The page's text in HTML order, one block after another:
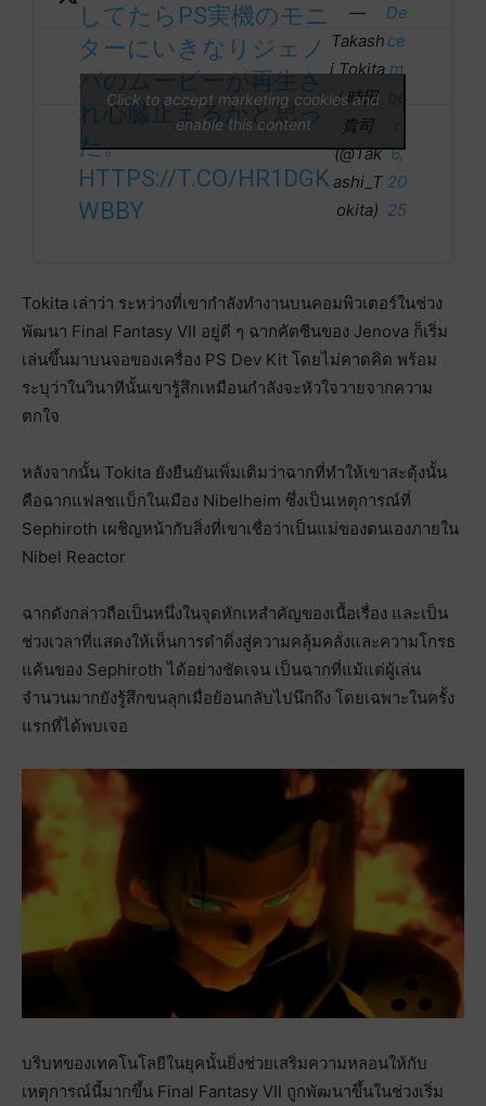
してたらPS実機のモニ
ターにいきなりジェノ
バのムービーが再生さ
れ心臓止まるかと思っ
た。
HTTPS://T.CO/HR1DGK
WBBY
—
Takash
i Tokita
/ 時田
貴司
(@Tak
ashi_T
okita)
De
ce
m
be
r
6,
20
25
Click to accept marketing cookies and
enable this content
Tokita เล่าว่า ระหว่างที่เขากำลังทำงานบนคอมพิวเตอร์ในช่วง
พัฒนา Final Fantasy VII อยู่ดี ๆ ฉากคัตซีนของ Jenova ก็เริ่ม
เล่นขึ้นมาบนจอของเครื่อง PS Dev Kit โดยไม่คาดคิด พร้อม
ระบุว่าในวินาทีนั้นเขารู้สึกเหมือนกำลังจะหัวใจวายจากความ
ตกใจ
หลังจากนั้น Tokita ยังยืนยันเพิ่มเติมว่าฉากที่ทำให้เขาสะดุ้งนั้น
คือฉากแฟลชแบ็กในเมือง Nibelheim ซึ่งเป็นเหตุการณ์ที่
Sephiroth เผชิญหน้ากับสิ่งที่เขาเชื่อว่าเป็นแม่ของตนเองภายใน
Nibel Reactor
ฉากดังกล่าวถือเป็นหนึ่งในจุดหักเหสำคัญของเนื้อเรื่อง และเป็น
ช่วงเวลาที่แสดงให้เห็นการดำดิ่งสู่ความคลุ้มคลั่งและความโกรธ
แค้นของ Sephiroth ได้อย่างชัดเจน เป็นฉากที่แม้แต่ผู้เล่น
จำนวนมากยังรู้สึกขนลุกเมื่อย้อนกลับไปนึกถึง โดยเฉพาะในครั้ง
แรกที่ได้พบเจอ
บริบทของเทคโนโลยีในยุคนั้นยิ่งช่วยเสริมความหลอนให้กับ
เหตุการณ์นี้มากขึ้น Final Fantasy VII ถูกพัฒนาขึ้นในช่วงเริ่ม